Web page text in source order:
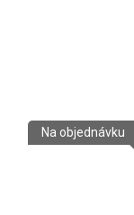
Na objednávku